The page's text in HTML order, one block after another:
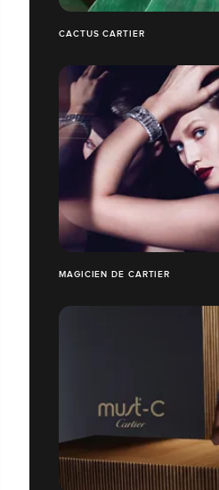
CACTUS CARTIER
MAGICIEN DE CARTIER